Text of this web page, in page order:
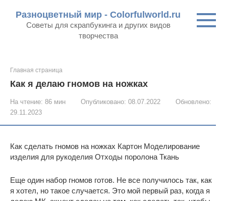
контенту
Разноцветный мир - Colorfulworld.ru
Советы для скрапбукинга и других видов
творчества
Главная страница
Как я делаю гномов на ножках
На чтение: 86 мин Опубликовано: 08.07.2022
Обновлено:
29.11.2023
Как сделать гномов на ножках Картон Моделирование
изделия для рукоделия Отходы поролона Ткань
Еще один набор гномов готов. Не все получилось так, как
я хотел, но такое случается. Это мой первый раз, когда я